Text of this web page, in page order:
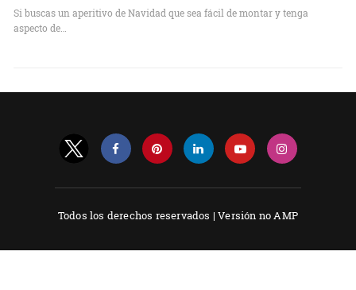
Si buscas un aperitivo de Navidad que sea fácil de montar y tenga
aspecto de…
Todos los derechos reservados |Versión no AMP